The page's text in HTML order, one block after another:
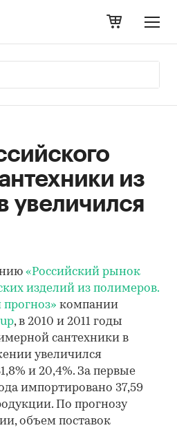
из
увеличился
«Российский рынок
изделий из полимеров.
компании
, в 2010 и 2011 годы
сантехники в
увеличился
и 20,4%. За первые
импортировано 37,59
По прогнозу
объем поставок